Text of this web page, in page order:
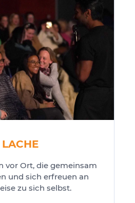
LACHE
vor Ort, die gemeinsam
und sich erfreuen an
zu sich selbst.